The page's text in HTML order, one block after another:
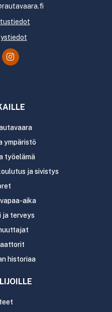
ympäristö
työelämä
ja sivistys
aika
ja terveys
historiaa